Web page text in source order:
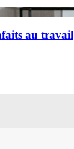
au travail